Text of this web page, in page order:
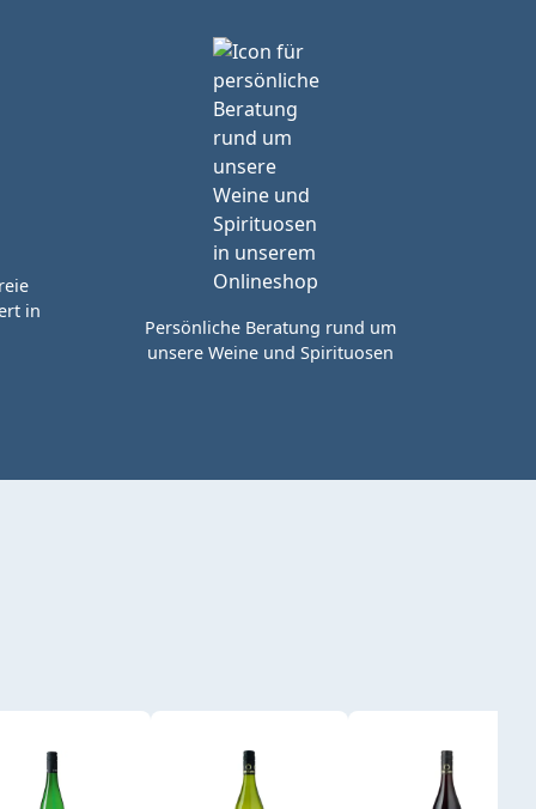
in
Persönliche Beratung rund um
unsere Weine und Spirituosen